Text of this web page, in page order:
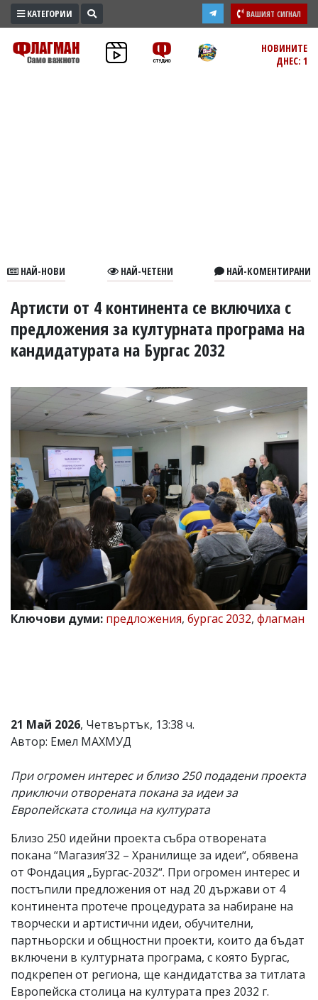
ПРОМО
ЗОНА
УКРАЙНА
СПОРТ
БИЗНЕС
ЮГ
Управители:
Веселин
Василев,
email:
v.vasilev@flagman.bg
Катя
Касабова,
еmail:
k.kassabova@flagman.bg
Главен
редактор:
Иван
Колев,
email:
office@flagman.bg
читателите
и
носи
отговорност
за
тях!
откриете
обиден
за
коментар,
моля
сигнализирайте
КАТЕГОРИИ ВАШИЯТ СИГНАЛ
НОВИНИТЕ
ДНЕС: 1
НАЙ-НОВИ НАЙ-ЧЕТЕНИ НАЙ-КОМЕНТИРАНИ
Артисти от 4 континента се включиха с
предложения за културната програма на
кандидатурата на Бургас 2032
Ключови думи: предложения, бургас 2032, флагман
21 Май 2026, Четвъртък, 13:38 ч.
Автор: Емел МАХМУД
При огромен интерес и близо 250 подадени проекта
приключи отворената покана за идеи за
Европейската столица на културата
Близо 250 идейни проекта събра отворената
покана “Магазия’32 – Хранилище за идеи“, обявена
от Фондация „Бургас-2032“. При огромен интерес и
постъпили предложения от над 20 държави от 4
континента протече процедурата за набиране на
творчески и артистични идеи, обучителни,
партньорски и общностни проекти, които да бъдат
включени в културната програма, с която Бургас,
подкрепен от региона, ще кандидатства за титлата
Европейска столица на културата през 2032 г.